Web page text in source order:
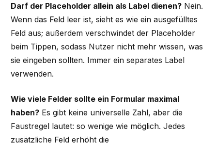
Darf der Placeholder allein als Label dienen? Nein.
Wenn das Feld leer ist, sieht es wie ein ausgefülltes
Feld aus; außerdem verschwindet der Placeholder
beim Tippen, sodass Nutzer nicht mehr wissen, was
sie eingeben sollten. Immer ein separates Label
verwenden.
Wie viele Felder sollte ein Formular maximal
haben? Es gibt keine universelle Zahl, aber die
Faustregel lautet: so wenige wie möglich. Jedes
zusätzliche Feld erhöht die